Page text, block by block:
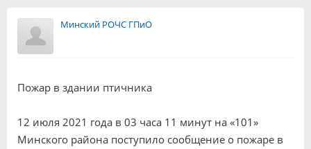
Минский РОЧС ГПиО
Пожар в здании птичника
12 июля 2021 года в 03 часа 11 минут на «101»
Минского района поступило сообщение о пожаре в